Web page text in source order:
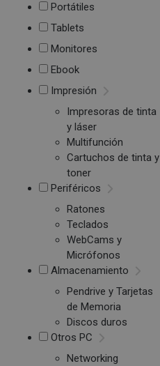
Portátiles
Tablets
Monitores
Ebook
Impresión
Impresoras de tinta
y láser
Multifunción
Cartuchos de tinta y
toner
Periféricos
Ratones
Teclados
WebCams y
Micrófonos
Almacenamiento
Pendrive y Tarjetas
de Memoria
Discos duros
Otros PC
Networking